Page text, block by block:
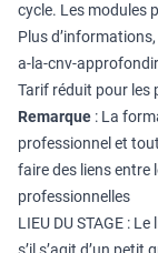
cycle. Les modules
Plus
a-la-cnv-
Tarif réduit pour les
Remarque : La
professionnel et
faire des liens
professionnelles
LIEU DU STAGE :